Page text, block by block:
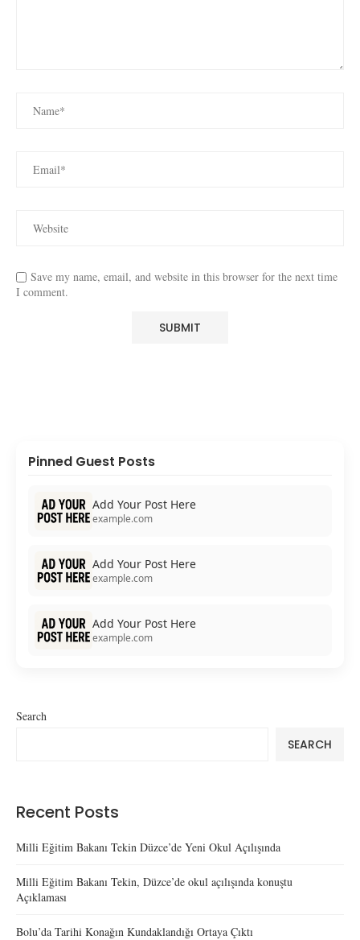
Save my name, email, and website in this browser for the next time
I comment.
Pinned Guest Posts
Add Your Post Here
example.com
Add Your Post Here
example.com
Add Your Post Here
example.com
Search
SEARCH
Recent Posts
Milli Eğitim Bakanı Tekin Düzce’de Yeni Okul Açılışında
Milli Eğitim Bakanı Tekin, Düzce’de okul açılışında konuştu
Açıklaması
Bolu’da Tarihi Konağın Kundaklandığı Ortaya Çıktı